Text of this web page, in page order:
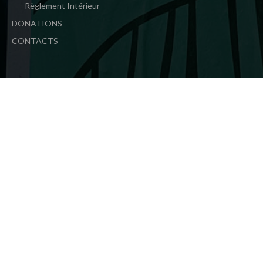
Règlement Intérieur
DONATIONS
CONTACTS